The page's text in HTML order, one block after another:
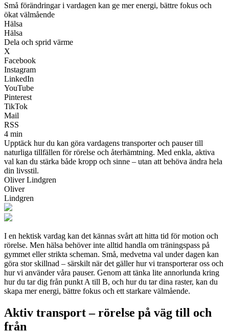
Små förändringar i vardagen kan ge mer energi, bättre fokus och
ökat välmående
Hälsa
Hälsa
Dela och sprid värme
X
Facebook
Instagram
LinkedIn
YouTube
Pinterest
TikTok
Mail
RSS
4 min
Upptäck hur du kan göra vardagens transporter och pauser till
naturliga tillfällen för rörelse och återhämtning. Med enkla, aktiva
val kan du stärka både kropp och sinne – utan att behöva ändra hela
din livsstil.
Oliver Lindgren
Oliver
Lindgren
I en hektisk vardag kan det kännas svårt att hitta tid för motion och
rörelse. Men hälsa behöver inte alltid handla om träningspass på
gymmet eller strikta scheman. Små, medvetna val under dagen kan
göra stor skillnad – särskilt när det gäller hur vi transporterar oss och
hur vi använder våra pauser. Genom att tänka lite annorlunda kring
hur du tar dig från punkt A till B, och hur du tar dina raster, kan du
skapa mer energi, bättre fokus och ett starkare välmående.
Aktiv transport – rörelse på väg till och
från